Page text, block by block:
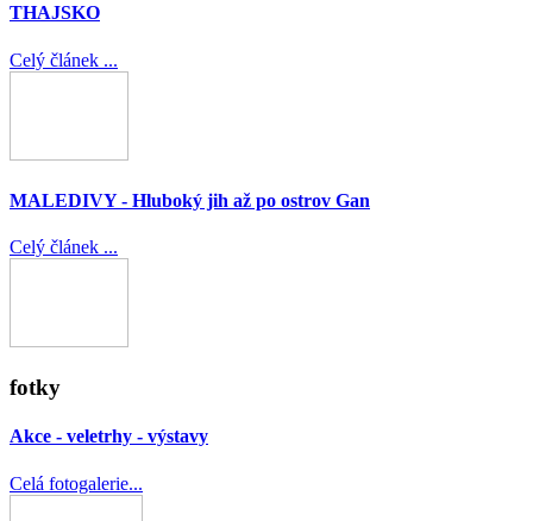
THAJSKO
Celý článek ...
MALEDIVY - Hluboký jih až po ostrov Gan
Celý článek ...
fotky
Akce - veletrhy - výstavy
Celá fotogalerie...